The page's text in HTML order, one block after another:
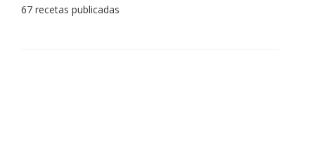
con un toque diferente